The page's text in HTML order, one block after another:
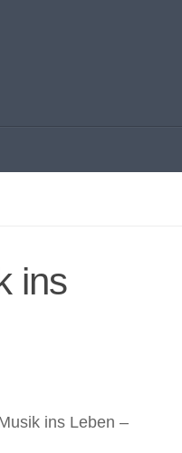
ins
ins Leben –